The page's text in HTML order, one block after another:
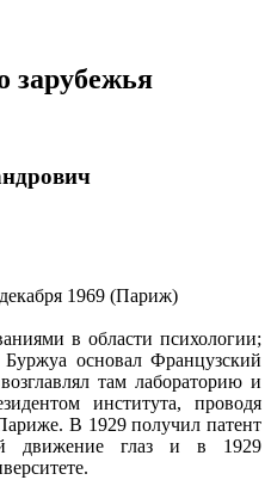
зарубежья
1969 (Париж)
в области психологии;
основал Французский
там лабораторию и
института, проводя
В 1929 получил патент
движение глаз и в 1929